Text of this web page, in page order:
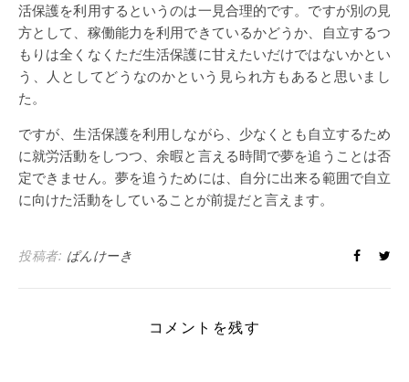
活保護を利用するというのは一見合理的です。ですが別の見
方として、稼働能力を利用できているかどうか、自立するつ
もりは全くなくただ生活保護に甘えたいだけではないかとい
う、人としてどうなのかという見られ方もあると思いまし
た。
ですが、生活保護を利用しながら、少なくとも自立するため
に就労活動をしつつ、余暇と言える時間で夢を追うことは否
定できません。夢を追うためには、自分に出来る範囲で自立
に向けた活動をしていることが前提だと言えます。
投稿者: ぱんけーき
コメントを残す